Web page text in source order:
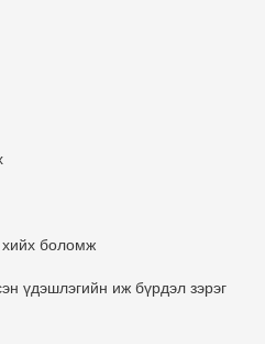
хийх боломж
үдэшлэгийн иж бүрдэл зэрэг